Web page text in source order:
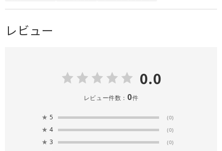
レビュー
0.0
レビュー件数： 0件
★ 5 (0)
★ 4 (0)
★ 3 (0)